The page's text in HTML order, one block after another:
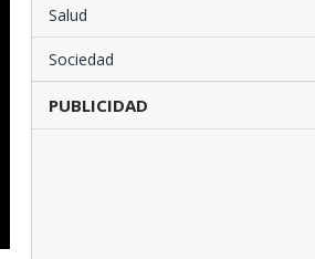
Salud
Sociedad
PUBLICIDAD